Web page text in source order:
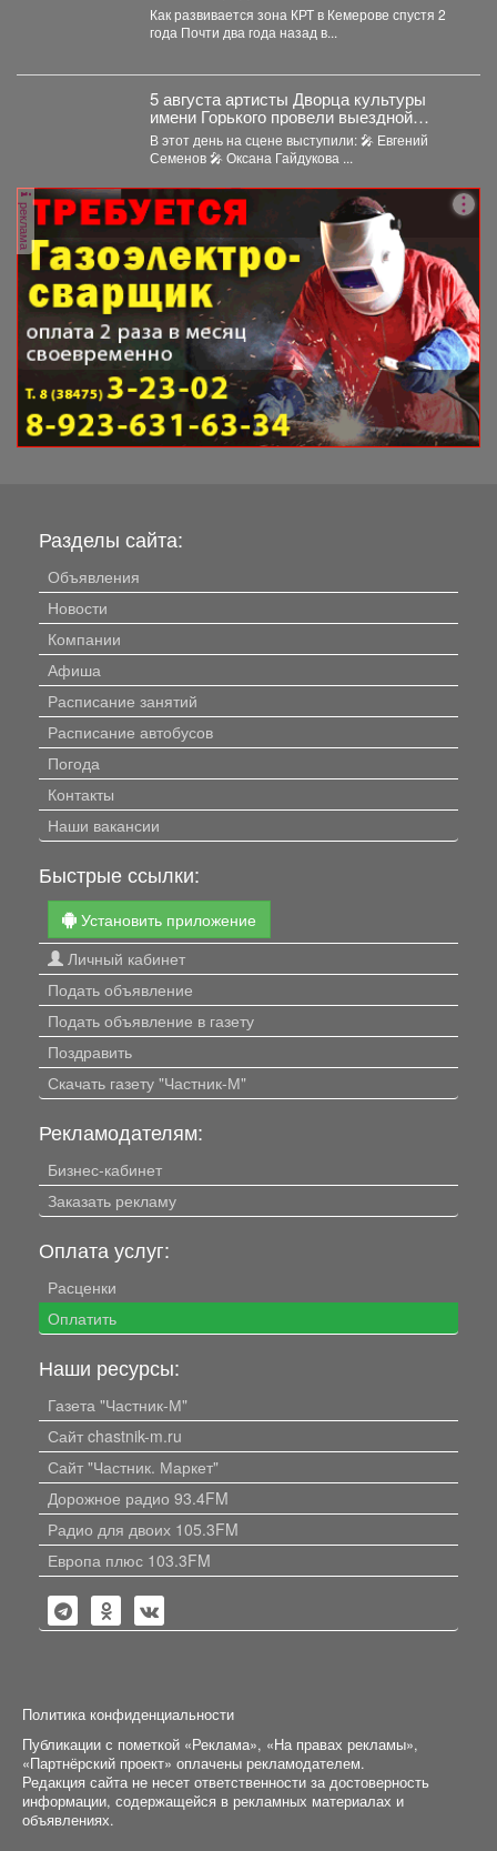
Как развивается зона КРТ в Кемерове спустя 2
года Почти два года назад в...
5 августа артисты Дворца культуры
имени Горького провели выездной
концерт в реабилитационном центре
«Топаз».
В этот день на сцене выступили: 🎤 Евгений
Семенов 🎤 Оксана Гайдукова ...
реклама
Разделы сайта:
Объявления
Новости
Компании
Афиша
Расписание занятий
Расписание автобусов
Погода
Контакты
Наши вакансии
Быстрые ссылки:
Установить приложение
Личный кабинет
Подать объявление
Подать объявление в газету
Поздравить
Скачать газету "Частник-М"
Рекламодателям:
Бизнес-кабинет
Заказать рекламу
Оплата услуг:
Расценки
Оплатить
Наши ресурсы:
Газета "Частник-М"
Сайт chastnik-m.ru
Сайт "Частник. Маркет"
Дорожное радио 93.4FM
Радио для двоих 105.3FM
Европа плюс 103.3FM
Политика конфиденциальности
Публикации с пометкой «Реклама», «На правах рекламы»,
«Партнёрский проект» оплачены рекламодателем.
Редакция сайта не несет ответственности за достоверность
информации, содержащейся в рекламных материалах и
объявлениях.